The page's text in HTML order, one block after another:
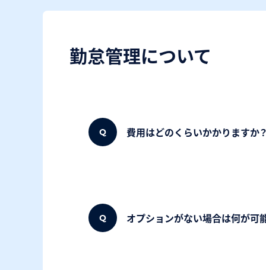
勤怠管理について
費用はどのくらいかかりますか？
オプションがない場合は何が可